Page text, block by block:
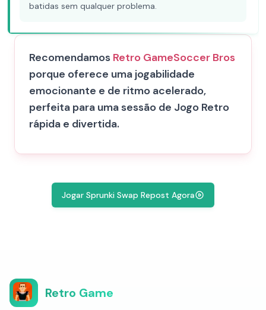
batidas sem qualquer problema.
Recomendamos Retro GameSoccer Bros
porque oferece uma jogabilidade
emocionante e de ritmo acelerado,
perfeita para uma sessão de Jogo Retro
rápida e divertida.
Jogar Sprunki Swap Repost Agora
Retro Game